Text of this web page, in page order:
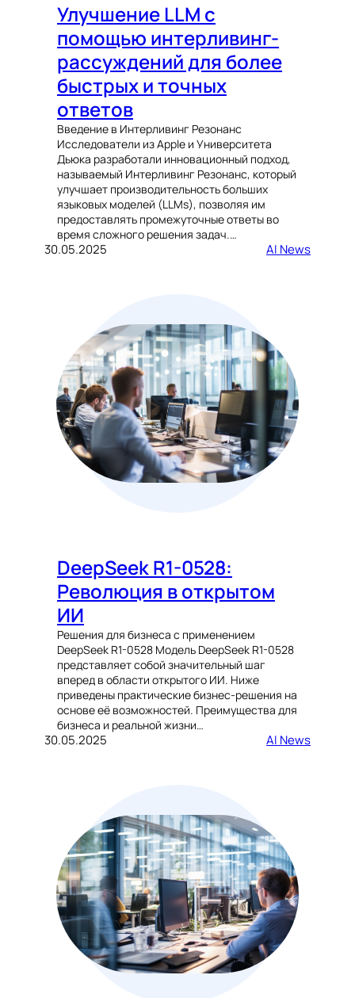
Улучшение LLM с
помощью интерливинг-
рассуждений для более
быстрых и точных
ответов
Введение в Интерливинг Резонанс
Исследователи из Apple и Университета
Дьюка разработали инновационный подход,
называемый Интерливинг Резонанс, который
улучшает производительность больших
языковых моделей (LLMs), позволяя им
предоставлять промежуточные ответы во
время сложного решения задач.…
30.05.2025 AI News
DeepSeek R1-0528:
Революция в открытом
ИИ
Решения для бизнеса с применением
DeepSeek R1-0528 Модель DeepSeek R1-0528
представляет собой значительный шаг
вперед в области открытого ИИ. Ниже
приведены практические бизнес-решения на
основе её возможностей. Преимущества для
бизнеса и реальной жизни…
30.05.2025 AI News